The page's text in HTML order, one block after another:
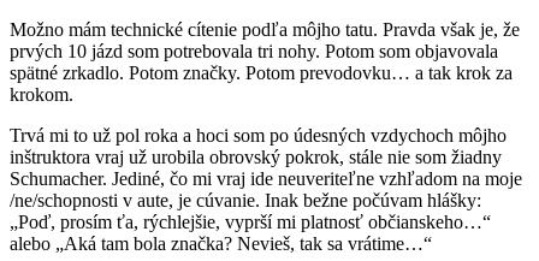
Možno mám technické cítenie podľa môjho tatu. Pravda však je, že
prvých 10 jázd som potrebovala tri nohy. Potom som objavovala
spätné zrkadlo. Potom značky. Potom prevodovku… a tak krok za
krokom.
Trvá mi to už pol roka a hoci som po údesných vzdychoch môjho
inštruktora vraj už urobila obrovský pokrok, stále nie som žiadny
Schumacher. Jediné, čo mi vraj ide neuveriteľne vzhľadom na moje
/ne/schopnosti v aute, je cúvanie. Inak bežne počúvam hlášky:
„Poď, prosím ťa, rýchlejšie, vyprší mi platnosť občianskeho…“
alebo „Aká tam bola značka? Nevieš, tak sa vrátime…“